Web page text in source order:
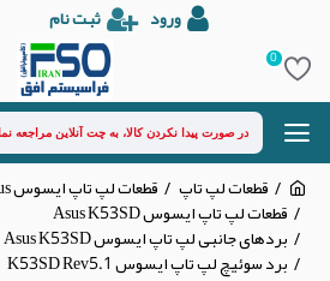
ورود ثبت نام
0
قطعات لپ تاپ قطعات لپ تاپ ایسوس Asus
قطعات لپ تاپ ایسوس Asus K53SD
بردهای جانبی لپ تاپ ایسوس Asus K53SD
برد سوئیچ لپ تاپ ایسوس K53SD Rev5.1